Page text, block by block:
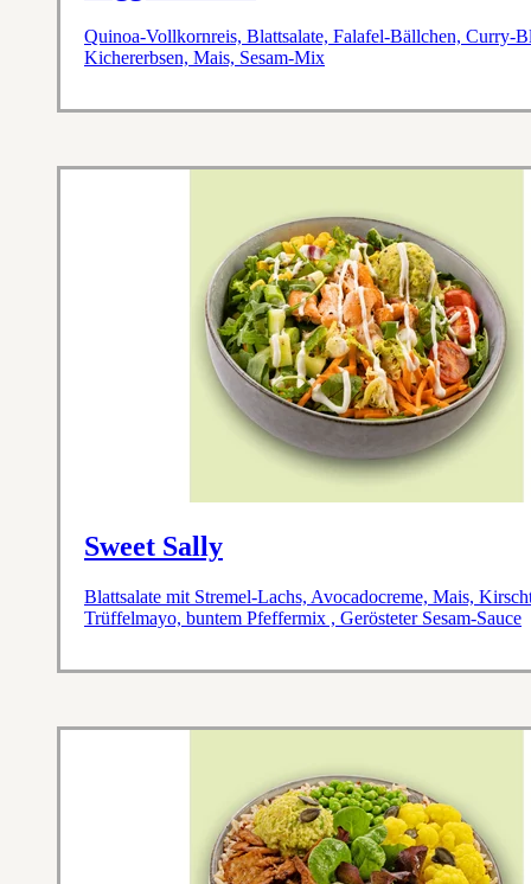
Quinoa-Vollkornreis, Blattsalate, Falafel-Bällchen, Curry-
Kichererbsen, Mais, Sesam-Mix
Sweet Sally
Blattsalate mit Stremel-Lachs, Avocadocreme, Mais,
Trüffelmayo, buntem Pfeffermix , Gerösteter Sesam-Sauce